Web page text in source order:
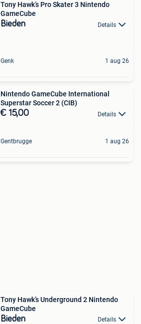
Tony Hawk’s Pro Skater 3 Nintendo
GameCube
Bieden Details
Genk 1 aug 26
Nintendo GameCube International
Superstar Soccer 2 (CIB)
€ 15,00 Details
Gentbrugge 1 aug 26
Tony Hawk’s Underground 2 Nintendo
GameCube
Bieden Details